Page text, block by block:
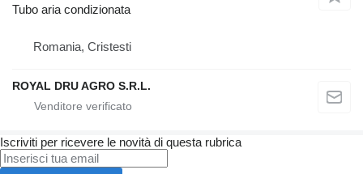
Tubo aria condizionata
Romania, Cristesti
ROYAL DRU AGRO S.R.L.
Iscriviti per ricevere le novità di questa rubrica